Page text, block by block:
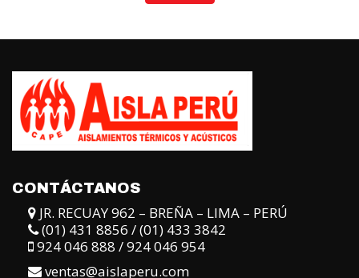
CONTÁCTANOS
JR. RECUAY 962 – BREÑA – LIMA – PERÚ
(01) 431 8856 / (01) 433 3842
924 046 888 / 924 046 954
ventas@aislaperu.com